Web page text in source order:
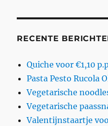
RECENTE
Quiche voor €1,10
Pasta Pesto Rucola
Vegetarische
Vegetarische
Valentijnstaartje